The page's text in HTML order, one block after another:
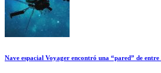
Nave espacial Voyager encontró una “pared” de